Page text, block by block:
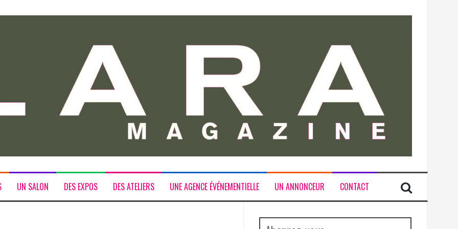
UN SALON DES EXPOS DES ATELIERS UNE AGENCE ÉVÉNEMENTIELLE UN ANNONCEUR CONTACT